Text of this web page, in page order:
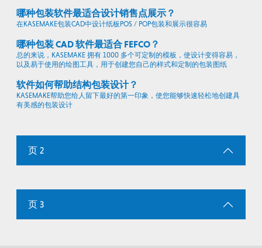
哪种包装软件最适合设计销售点展示？
在KASEMAKE包装CAD中设计纸板POS / POP包装和展示很容易
哪种包装 CAD 软件最适合 FEFCO？
总的来说，KASEMAKE 拥有 1000 多个可定制的模板，使设计变得容易，
以及易于使用的绘图工具，用于创建您自己的样式和定制的包装图纸
软件如何帮助结构包装设计？
KASEMAKE帮助您给人留下最好的第一印象，使您能够快速轻松地创建具
有美感的包装设计
页 2
页 3